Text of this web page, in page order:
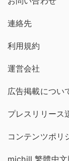
連絡先
利用規約
運営会社
広告掲載につい
プレスリリース
コンテンツポリ